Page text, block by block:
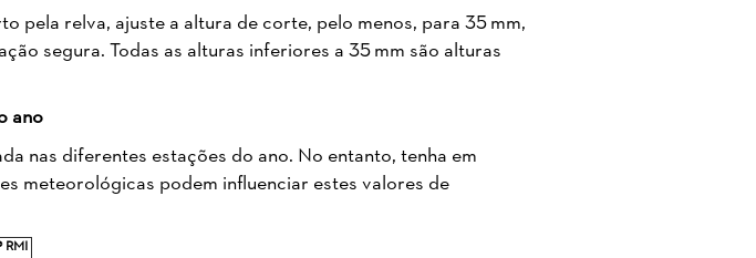
pela relva, ajuste a altura de corte, pelo menos, para 35 mm,
segura. Todas as alturas inferiores a 35 mm são alturas
ano
nas diferentes estações do ano. No entanto, tenha em
meteorológicas podem influenciar estes valores de
RMI